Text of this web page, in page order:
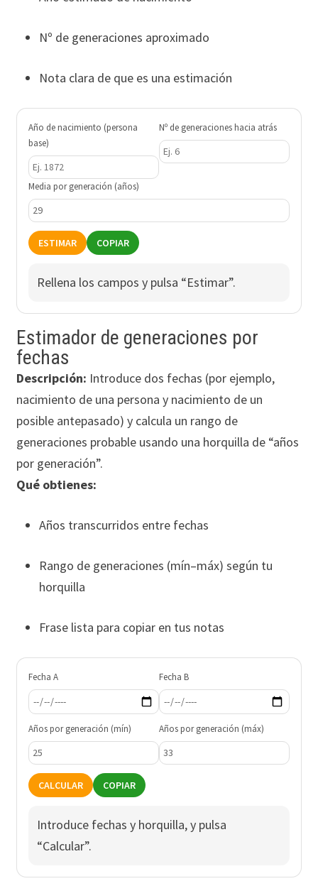
Nº de generaciones aproximado
Nota clara de que es una estimación
Año de nacimiento (persona
base)
Nº de generaciones hacia atrás
Media por generación (años)
ESTIMAR COPIAR
Rellena los campos y pulsa “Estimar”.
Estimador de generaciones por
fechas
Descripción: Introduce dos fechas (por ejemplo,
nacimiento de una persona y nacimiento de un
posible antepasado) y calcula un rango de
generaciones probable usando una horquilla de “años
por generación”.
Qué obtienes:
Años transcurridos entre fechas
Rango de generaciones (mín–máx) según tu
horquilla
Frase lista para copiar en tus notas
Fecha A Fecha B
Años por generación (mín) Años por generación (máx)
CALCULAR COPIAR
Introduce fechas y horquilla, y pulsa
“Calcular”.